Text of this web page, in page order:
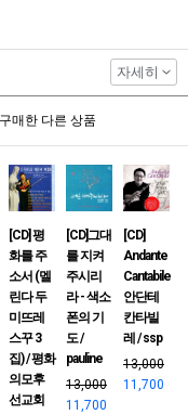
자세히
매한 다른 상품
[CD] 평
화를 주
소서 (멜
린다 두
미뜨레
스꾸 3
집) / 평화
의모후
선교회
[CD]그대
를 지켜
주시리
라 - 색소
폰의 기
도 /
pauline
13,000
11,700
[CD]
Andante
Cantabile
안단테
칸타빌
레 / ssp
13,000
11,700